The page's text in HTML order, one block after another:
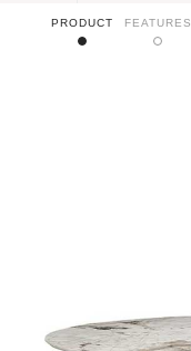
PRODUCT FEATURES